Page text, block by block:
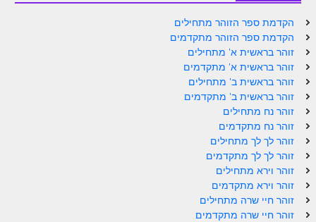
זוהר מצורע מתחילים
זוהר מצורע למתקדמים
זוהר אחרי מות למתחילים
זוהר אחרי מות למתקדמים
הזוהר הקדוש – קדושים למתחילים
הזוהר הקדוש – קדושים למתקדמים
ספר הזוהר אמור השקפה
ספר הזוהר אמור מתקדמים
הקדמת ספר הזוהר מתחילים
הקדמת ספר הזוהר מתקדמים
זוהר בראשית א' מתחילים
זוהר בראשית א' מתקדמים
זוהר בראשית ב' מתחילים
זוהר בראשית ב' מתקדמים
זוהר נח מתחילים
זוהר נח מתקדמים
זוהר לך לך מתחילים
זוהר לך לך מתקדמים
זוהר וירא מתחילים
זוהר וירא מתקדמים
זוהר חיי שרה מתחילים
זוהר חיי שרה מתקדמים